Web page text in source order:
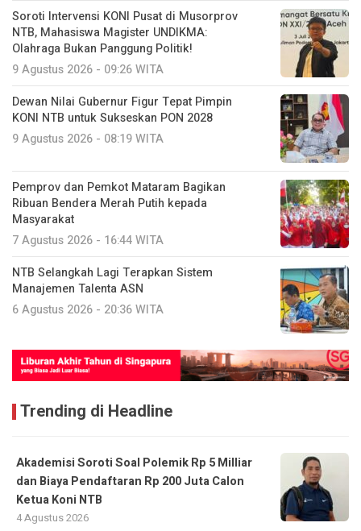
Soroti Intervensi KONI Pusat di Musorprov
NTB, Mahasiswa Magister UNDIKMA:
Olahraga Bukan Panggung Politik!
9 Agustus 2026 - 09:26 WITA
Dewan Nilai Gubernur Figur Tepat Pimpin
KONI NTB untuk Sukseskan PON 2028
9 Agustus 2026 - 08:19 WITA
Pemprov dan Pemkot Mataram Bagikan
Ribuan Bendera Merah Putih kepada
Masyarakat
7 Agustus 2026 - 16:44 WITA
NTB Selangkah Lagi Terapkan Sistem
Manajemen Talenta ASN
6 Agustus 2026 - 20:36 WITA
Trending di Headline
Akademisi Soroti Soal Polemik Rp 5 Milliar
dan Biaya Pendaftaran Rp 200 Juta Calon
Ketua Koni NTB
4 Agustus 2026